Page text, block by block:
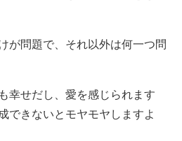
が問題で、それ以外は何一つ問
幸せだし、愛を感じられます
できないとモヤモヤしますよ